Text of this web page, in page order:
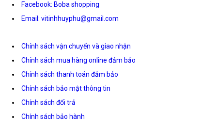
Facebook: Boba shopping
Email: vitinhhuyphu@gmail.com
Chính sách vận chuyển và giao nhận
Chính sách mua hàng online đảm bảo
Chính sách thanh toán đảm bảo
Chính sách bảo mật thông tin
Chính sách đổi trả
Chính sách bảo hành